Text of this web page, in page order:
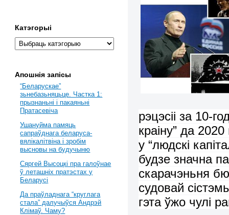
рэцэсіі за 10-
краіну” да
у “людскі
будзе значна
скарачэньня
судовай
гэтаўжо чулі
Катэгорыі
Апошнія запісы
“Беларускае”
зьнебазьняцьце. Частка 1:
прызнаньні і пакаяньні
Пратасевіча
Ушануйма памяць
сапраўднага беларуса-
вялікалітвіна і зробім
высновы на будучыню
Сяргей Высоцкі пра галоўнае
ў леташніх пратэстах у
Беларусі
Да праўладнага “круглага
стала” далучыўся Андрэй
Клімаў. Чаму?